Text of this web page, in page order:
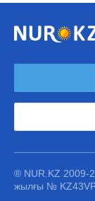
® NUR.KZ 2009-
жылғы №